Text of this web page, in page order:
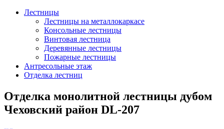
Лестницы
Лестницы на металлокаркасе
Консольные лестницы
Винтовая лестница
Деревянные лестницы
Пожарные лестницы
Антресольные этаж
Отделка лестниц
Отделка монолитной лестницы дубом
Чеховский район DL-207